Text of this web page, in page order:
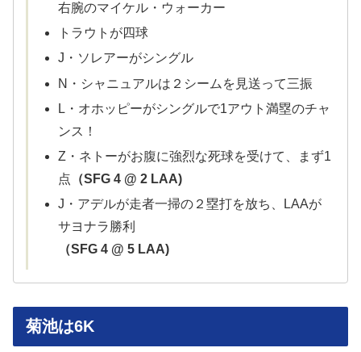
右腕のマイケル・ウォーカー
トラウトが四球
J・ソレアーがシングル
N・シャニュアルは２シームを見送って三振
L・オホッピーがシングルで1アウト満塁のチャ
ンス！
Z・ネトーがお腹に強烈な死球を受けて、まず1
点 （SFG 4 @ 2 LAA)
J・アデルが走者一掃の２塁打を放ち、LAAが
サヨナラ勝利
（SFG 4 @ 5 LAA)
菊池は6K